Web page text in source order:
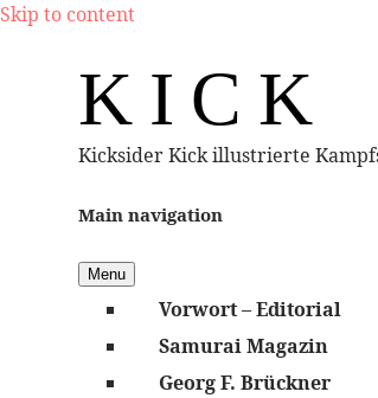
Skip to content
K I C K
Kicksider Kick illustrierte
Main navigation
Menu
Vorwort – Editorial
Samurai Magazin
Georg F. Brückner